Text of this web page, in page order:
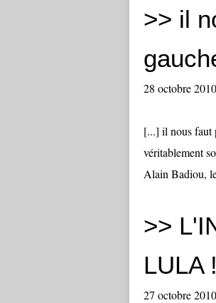
>> il
28 octobre
[...] il nous faut
véritablement
Alain Badiou,
>>
LULA !
27 octobre